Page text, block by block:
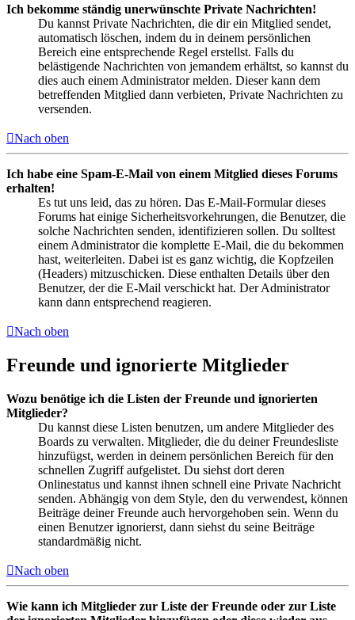
Ich bekomme ständig unerwünschte Private Nachrichten!
Du kannst Private Nachrichten, die dir ein Mitglied sendet,
automatisch löschen, indem du in deinem persönlichen
Bereich eine entsprechende Regel erstellst. Falls du
belästigende Nachrichten von jemandem erhältst, so kannst du
dies auch einem Administrator melden. Dieser kann dem
betreffenden Mitglied dann verbieten, Private Nachrichten zu
versenden.
Nach oben
Ich habe eine Spam-E-Mail von einem Mitglied dieses Forums
erhalten!
Es tut uns leid, das zu hören. Das E-Mail-Formular dieses
Forums hat einige Sicherheitsvorkehrungen, die Benutzer, die
solche Nachrichten senden, identifizieren sollen. Du solltest
einem Administrator die komplette E-Mail, die du bekommen
hast, weiterleiten. Dabei ist es ganz wichtig, die Kopfzeilen
(Headers) mitzuschicken. Diese enthalten Details über den
Benutzer, der die E-Mail verschickt hat. Der Administrator
kann dann entsprechend reagieren.
Nach oben
Freunde und ignorierte Mitglieder
Wozu benötige ich die Listen der Freunde und ignorierten
Mitglieder?
Du kannst diese Listen benutzen, um andere Mitglieder des
Boards zu verwalten. Mitglieder, die du deiner Freundesliste
hinzufügst, werden in deinem persönlichen Bereich für den
schnellen Zugriff aufgelistet. Du siehst dort deren
Onlinestatus und kannst ihnen schnell eine Private Nachricht
senden. Abhängig von dem Style, den du verwendest, können
Beiträge deiner Freunde auch hervorgehoben sein. Wenn du
einen Benutzer ignorierst, dann siehst du seine Beiträge
standardmäßig nicht.
Nach oben
Wie kann ich Mitglieder zur Liste der Freunde oder zur Liste